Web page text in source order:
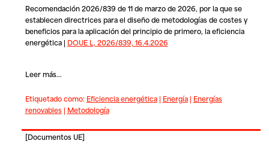
Recomendación 2026/839 de 11 de marzo de 2026, por la que se
establecen directrices para el diseño de metodologías de costes y
beneficios para la aplicación del principio de primero, la eficiencia
energética | DOUE L, 2026/839, 16.4.2026
Leer más...
Etiquetado como: Eficiencia energética| Energía| Energías
renovables| Metodología
[Documentos UE]